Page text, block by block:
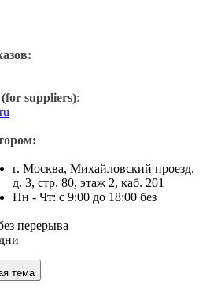
suppliers):
г. Москва, Михайловский проезд,
д. 3, стр. 80, этаж 2, каб. 201
Пн - Чт: с 9:00 до 18:00 без
перерыва
тема